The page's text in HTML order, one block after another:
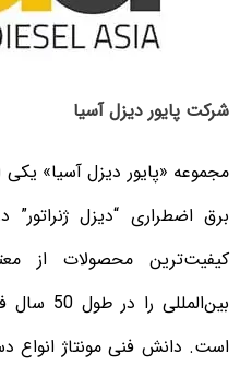
شرکت پایور دیزل آسیا
مجموعه «پایور دیزل آسیا» یکی
برق اضطراری “دیزل
کیفیت‌ترین محصولات از
است. دانش فنی مونتاژ انواع